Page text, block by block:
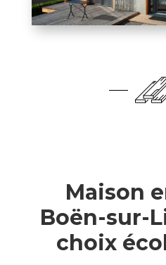
Maison
Boën-sur-
choix